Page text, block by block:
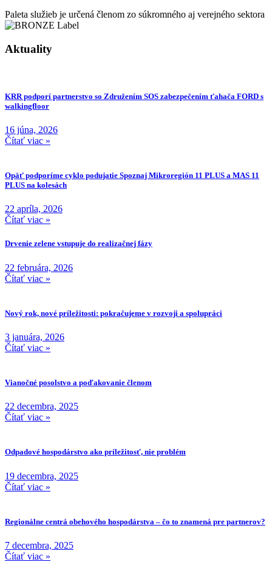
Paleta služieb je určená členom zo súkromného aj verejného sektora
Aktuality
KRR podporí partnerstvo so Združením SOS zabezpečením ťahača FORD s
walkingfloor
16 júna, 2026
Čítať viac »
Opäť podporíme cyklo podujatie Spoznaj Mikroregión 11 PLUS a MAS 11
PLUS na kolesách
22 apríla, 2026
Čítať viac »
Drvenie zelene vstupuje do realizačnej fázy
22 februára, 2026
Čítať viac »
Nový rok, nové príležitosti: pokračujeme v rozvoji a spolupráci
3 januára, 2026
Čítať viac »
Vianočné posolstvo a poďakovanie členom
22 decembra, 2025
Čítať viac »
Odpadové hospodárstvo ako príležitosť, nie problém
19 decembra, 2025
Čítať viac »
Regionálne centrá obehového hospodárstva – čo to znamená pre partnerov?
7 decembra, 2025
Čítať viac »